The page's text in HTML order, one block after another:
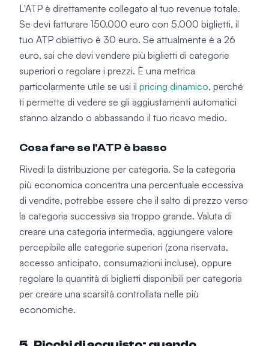
L'ATP è direttamente collegato al tuo revenue totale.
Se devi fatturare 150.000 euro con 5.000 biglietti, il
tuo ATP obiettivo è 30 euro. Se attualmente è a 26
euro, sai che devi vendere più biglietti di categorie
superiori o regolare i prezzi. È una metrica
particolarmente utile se usi il pricing dinamico, perché
ti permette di vedere se gli aggiustamenti automatici
stanno alzando o abbassando il tuo ricavo medio.
Cosa fare se l'ATP è basso
Rivedi la distribuzione per categoria. Se la categoria
più economica concentra una percentuale eccessiva
di vendite, potrebbe essere che il salto di prezzo verso
la categoria successiva sia troppo grande. Valuta di
creare una categoria intermedia, aggiungere valore
percepibile alle categorie superiori (zona riservata,
accesso anticipato, consumazioni incluse), oppure
regolare la quantità di biglietti disponibili per categoria
per creare una scarsità controllata nelle più
economiche.